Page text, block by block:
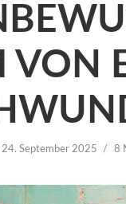
VON
24. September 2025 8